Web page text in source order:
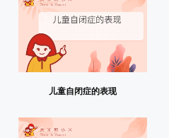
儿童自闭症的表现